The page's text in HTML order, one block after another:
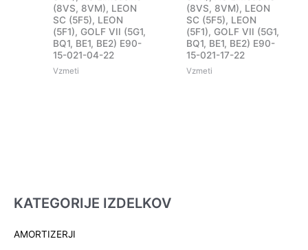
KATEGORIJE IZDELKOV
AMORTIZERJI
(8VS, 8VM), LEON
SC (5F5), LEON
(5F1), GOLF VII (5G1,
BQ1, BE1, BE2) E90-
15-021-04-22
Vzmeti
(8VS, 8VM), LEON
SC (5F5), LEON
(5F1), GOLF VII (5G1,
BQ1, BE1, BE2) E90-
15-021-17-22
Vzmeti